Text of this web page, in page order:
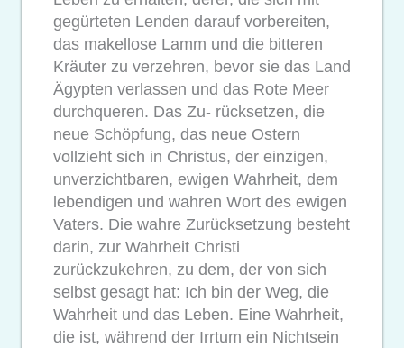
gegürteten Lenden darauf vorbereiten,
das makellose Lamm und die bitteren
Kräuter zu verzehren, bevor sie das Land
Ägypten verlassen und das Rote Meer
durchqueren. Das Zu- rücksetzen, die
neue Schöpfung, das neue Ostern
vollzieht sich in Christus, der einzigen,
unverzichtbaren, ewigen Wahrheit, dem
lebendigen und wahren Wort des ewigen
Vaters. Die wahre Zurücksetzung besteht
darin, zur Wahrheit Christi
zurückzukehren, zu dem, der von sich
selbst gesagt hat: Ich bin der Weg, die
Wahrheit und das Leben. Eine Wahrheit,
die ist, während der Irrtum ein Nichtsein